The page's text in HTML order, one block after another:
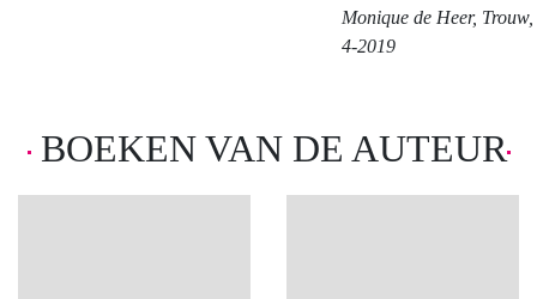
Monique de Heer,
4-2019
BOEKEN VAN DE AUTEUR